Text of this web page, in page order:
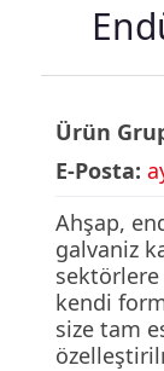
Ürün
E-Posta:
Ahşap,
galvaniz
kendi
size tam